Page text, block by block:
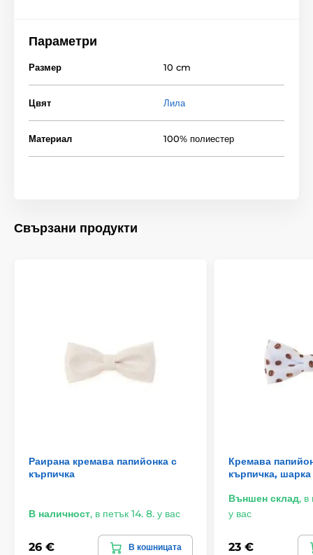
Параметри
Размер 10 cm
Цвят Лила
Материал 100% полиестер
Свързани продукти
Раирана кремава папийонка с
кърпичка
В наличност, в петък 14. 8. у вас
26 € В кошницата
Кремава
кърпичка,
Външен склад, в
у вас
23 €